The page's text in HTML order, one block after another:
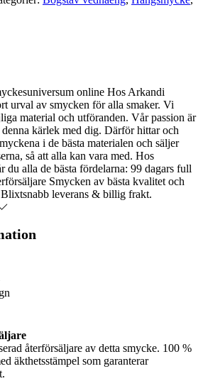
online Hos Arkandi
urval av smycken för alla smaker. Vi
material och utföranden. Vår passion är
kärlek med dig. Därför hittar och
i de bästa materialen och säljer
så att alla kan vara med. Hos
du alla de bästa fördelarna: 99 dagars full
Smycken av bästa kvalitet och
leverans & billig frakt.
återförsäljare av detta smycke. 100 %
äkthetsstämpel som garanterar